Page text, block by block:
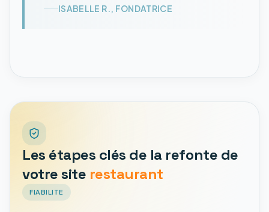
ISABELLE R., FONDATRICE
Les étapes clés de la refonte de
votre site restaurant
FIABILITE